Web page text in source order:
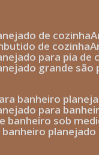
de cozinha
de cozinha
para pia de
grande são
banheiro
para
banheiro sob
banheiro